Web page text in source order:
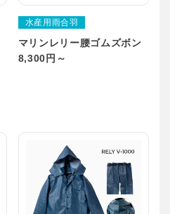
水産用雨合羽
マリンレリー腰ゴムズボン
8,300円～